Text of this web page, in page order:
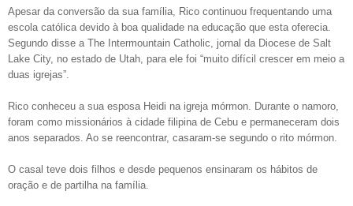
Apesar da conversão da sua família, Rico continuou frequentando uma
escola católica devido à boa qualidade na educação que esta oferecia.
Segundo disse a The Intermountain Catholic, jornal da Diocese de Salt
Lake City, no estado de Utah, para ele foi “muito difícil crescer em meio a
duas igrejas”.
Rico conheceu a sua esposa Heidi na igreja mórmon. Durante o namoro,
foram como missionários à cidade filipina de Cebu e permaneceram dois
anos separados. Ao se reencontrar, casaram-se segundo o rito mórmon.
O casal teve dois filhos e desde pequenos ensinaram os hábitos de
oração e de partilha na família.